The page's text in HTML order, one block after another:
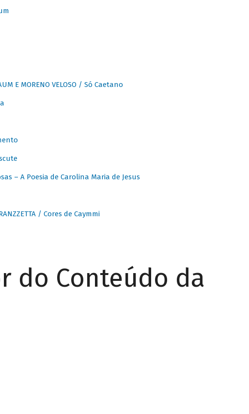
E MORENO VELOSO / Só Caetano
– A Poesia de Carolina Maria de Jesus
/ Cores de Caymmi
do Conteúdo da